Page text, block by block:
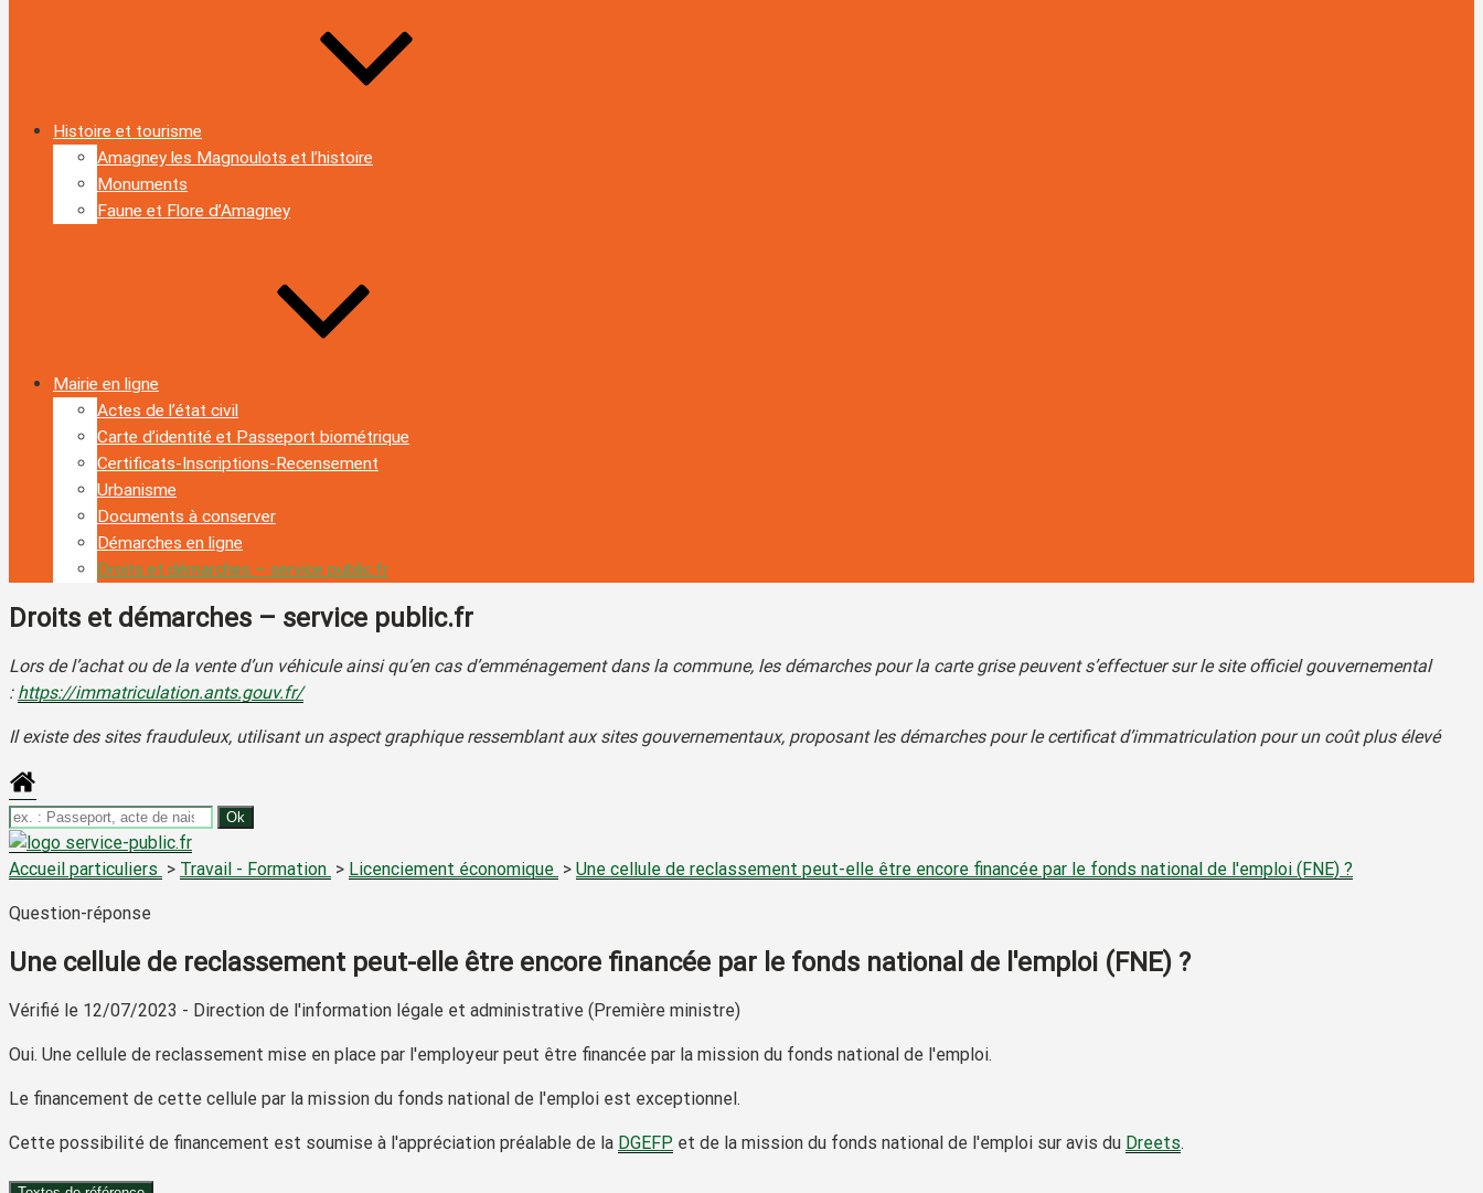
Histoire et tourisme
Amagney les Magnoulots et l’histoire
Monuments
Faune et Flore d’Amagney
Mairie en ligne
Actes de l’état civil
Carte d’identité et Passeport biométrique
Certificats-Inscriptions-Recensement
Urbanisme
Documents à conserver
Démarches en ligne
Droits et démarches – service public.fr
Droits et démarches – service public.fr
Lors de l’achat ou de la vente d’un véhicule ainsi qu’en cas d’emménagement dans la commune, les démarches pour la carte grise peuvent s’effectuer sur le site officiel gouvernemental
: https://immatriculation.ants.gouv.fr/
Il existe des sites frauduleux, utilisant un aspect graphique ressemblant aux sites gouvernementaux, proposant les démarches pour le certificat d’immatriculation pour un coût plus élevé
Accueil particuliers > Travail - Formation > Licenciement économique > Une cellule de reclassement peut-elle être encore financée par le fonds national de l'emploi (FNE) ?
Question-réponse
Une cellule de reclassement peut-elle être encore financée par le fonds national de l'emploi (FNE) ?
Vérifié le 12/07/2023 - Direction de l'information légale et administrative (Première ministre)
Oui. Une cellule de reclassement mise en place par l'employeur peut être financée par la mission du fonds national de l'emploi.
Le financement de cette cellule par la mission du fonds national de l'emploi est exceptionnel.
Cette possibilité de financement est soumise à l'appréciation préalable de la DGEFP et de la mission du fonds national de l'emploi sur avis du Dreets.